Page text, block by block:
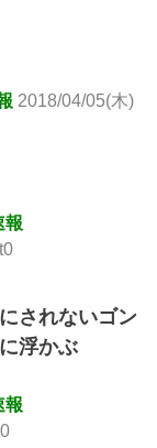
2018/04/05(木)
報
されないゴン
浮かぶ
報